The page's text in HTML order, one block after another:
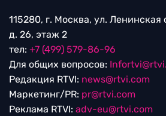
115280, г. Москва, ул. Ленинская
д. 26, этаж 2
тел: +7 (499) 579-86-96
Для общих вопросов:
Редакция RTVI: news@rtvi.com
Маркетинг/PR: pr@rtvi.com
Реклама RTVI: adv-eu@rtvi.com